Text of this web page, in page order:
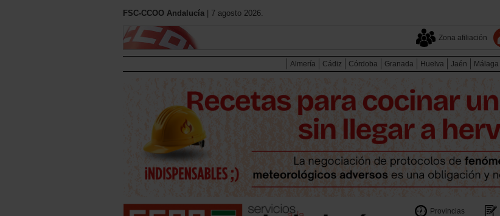
FSC-CCOO Andalucía | 7 agosto 2026.
Zona afiliación
Almería Cádiz Córdoba Granada Huelva Jaén Málaga
Provincias